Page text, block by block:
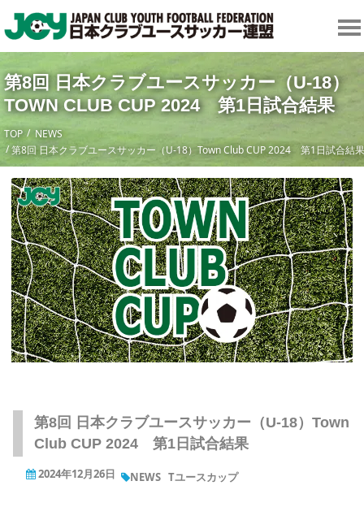
第8回 日本クラブユースサッカー（U-18）
TOWN CLUB CUP 2024 第1日試合結果
TOP
NEWS
第8回 日本クラブユースサッカー（U-18）Town Club CUP 2024 第1日試合結果
第8回 日本クラブユースサッカー（U-18）Town
Club CUP 2024 第1日試合結果
2024年12月26日 NEWS Tユースカップ